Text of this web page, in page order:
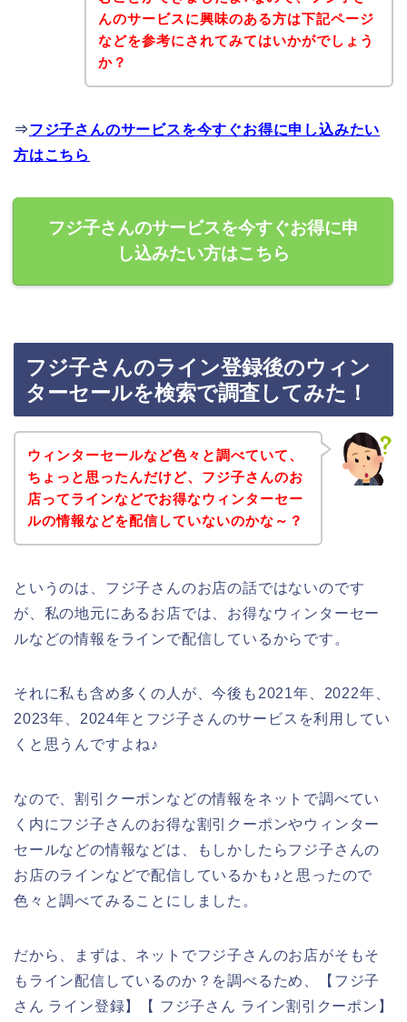
んのサービスに興味のある方は下記ページ
などを参考にされてみてはいかがでしょう
か？
⇒フジ子さんのサービスを今すぐお得に申し込みたい
方はこちら
フジ子さんのサービスを今すぐお得に申
し込みたい方はこちら
フジ子さんのライン登録後のウィン
ターセールを検索で調査してみた！
ウィンターセールなど色々と調べていて、
ちょっと思ったんだけど、フジ子さんのお
店ってラインなどでお得なウィンターセー
ルの情報などを配信していないのかな～？
というのは、フジ子さんのお店の話ではないのです
が、私の地元にあるお店では、お得なウィンターセー
ルなどの情報をラインで配信しているからです。
それに私も含め多くの人が、今後も2021年、2022年、
2023年、2024年とフジ子さんのサービスを利用してい
くと思うんですよね♪
なので、割引クーポンなどの情報をネットで調べてい
く内にフジ子さんのお得な割引クーポンやウィンター
セールなどの情報などは、もしかしたらフジ子さんの
お店のラインなどで配信しているかも♪と思ったので
色々と調べてみることにしました。
だから、まずは、ネットでフジ子さんのお店がそもそ
もライン配信しているのか？を調べるため、【フジ子
さん ライン登録】【 フジ子さん ライン割引クーポン】